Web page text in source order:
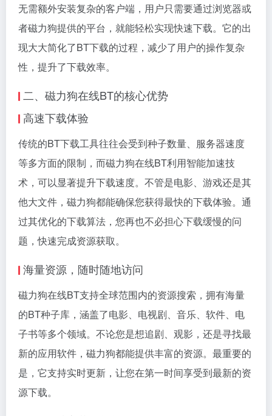
无需额外安装复杂的客户端，用户只需要通过浏览器或
者磁力狗提供的平台，就能轻松实现快速下载。它的出
现大大简化了BT下载的过程，减少了用户的操作复杂
性，提升了下载效率。
二、磁力狗在线BT的核心优势
高速下载体验
传统的BT下载工具往往会受到种子数量、服务器速度
等多方面的限制，而磁力狗在线BT利用智能加速技
术，可以显著提升下载速度。不管是电影、游戏还是其
他大文件，磁力狗都能确保您获得最快的下载体验。通
过其优化的下载算法，您再也不必担心下载缓慢的问
题，快速完成资源获取。
海量资源，随时随地访问
磁力狗在线BT支持全球范围内的资源搜索，拥有海量
的BT种子库，涵盖了电影、电视剧、音乐、软件、电
子书等多个领域。不论您是想追剧、观影，还是寻找最
新的应用软件，磁力狗都能提供丰富的资源。最重要的
是，它支持实时更新，让您在第一时间享受到最新的资
源下载。